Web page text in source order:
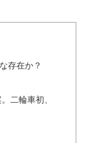
存在か？
二輪車初、